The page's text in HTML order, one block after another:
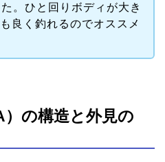
。ひと回りボディが大き
良く釣れるのでオススメ
の構造と外見の